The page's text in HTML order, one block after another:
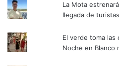
La Mota
llegada de
El verde toma las
Noche en Blanco